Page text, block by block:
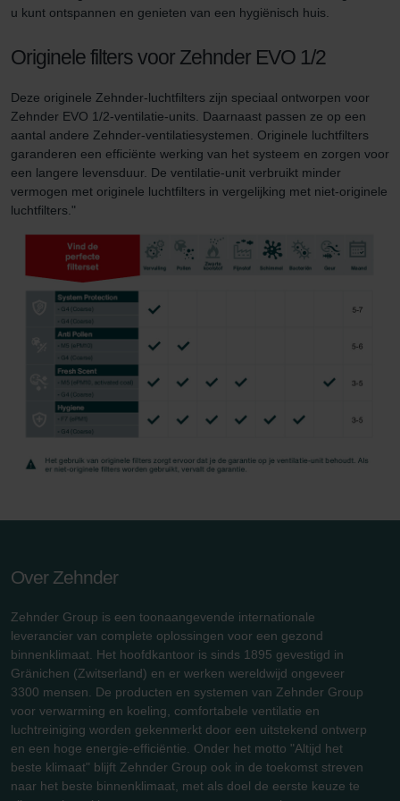
u kunt ontspannen en genieten van een hygiënisch huis.
Originele filters voor Zehnder EVO 1/2
Deze originele Zehnder-luchtfilters zijn speciaal ontworpen voor
Zehnder EVO 1/2-ventilatie-units. Daarnaast passen ze op een
aantal andere Zehnder-ventilatiesystemen. Originele luchtfilters
garanderen een efficiënte werking van het systeem en zorgen voor
een langere levensduur. De ventilatie-unit verbruikt minder
vermogen met originele luchtfilters in vergelijking met niet-originele
luchtfilters."
Over Zehnder
Zehnder Group is een toonaangevende internationale
leverancier van complete oplossingen voor een gezond
binnenklimaat. Het hoofdkantoor is sinds 1895 gevestigd in
Gränichen (Zwitserland) en er werken wereldwijd ongeveer
3300 mensen. De producten en systemen van Zehnder Group
voor verwarming en koeling, comfortabele ventilatie en
luchtreiniging worden gekenmerkt door een uitstekend ontwerp
en een hoge energie-efficiëntie. Onder het motto "Altijd het
beste klimaat" blijft Zehnder Group ook in de toekomst streven
naar het beste binnenklimaat, met als doel de eerste keuze te